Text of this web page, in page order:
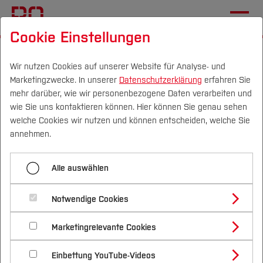
Campus Personen DE|EN Quicklinks
Studium
Studienangebote
Bachelorstudiengänge
Masterstudiengänge
Vor dem Studium
Bewerben & Einschreiben
Bewerbungsportal
Im Studium
Studienbüros und Prüfungen
Nach dem Studium
Forschung & Transfer
Profil
Forschungs- und Transferprofil
Schwerpunkte (FuT)
Beratung & Förderung
Nachhaltigkeit
Nachhaltigkeit studieren
International
Bau- und Umweltingenieurwesen
Fachgebiete und Einrichtungen
Institut für Konstruktiven Ingenieurbau
Institut für Baubetrieb und
Bauverfahrenstechnik
Institut für Bauphysik und Konstruktion
Institut für Konstruktiven
Ingenieurbau
Der konstruktive Ingenieurbau beinhaltet
Cookie Einstellungen
Wir nutzen Cookies auf unserer Website für Analyse- und
Marketingzwecke. In unserer Datenschutzerklärung erfahren Sie
mehr darüber, wie wir personenbezogene Daten verarbeiten und
wie Sie uns kontaktieren können. Hier können Sie genau sehen
welche Cookies wir nutzen und können entscheiden, welche Sie
annehmen.
Alle auswählen
Notwendige Cookies
Marketingrelevante Cookies
Einbettung YouTube-Videos